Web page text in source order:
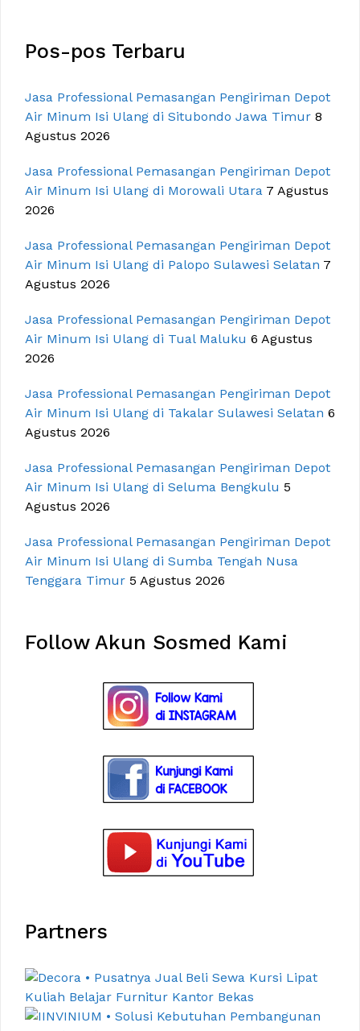
Pos-pos Terbaru
Jasa Professional Pemasangan Pengiriman Depot
Air Minum Isi Ulang di Situbondo Jawa Timur 8
Agustus 2026
Jasa Professional Pemasangan Pengiriman Depot
Air Minum Isi Ulang di Morowali Utara 7 Agustus
2026
Jasa Professional Pemasangan Pengiriman Depot
Air Minum Isi Ulang di Palopo Sulawesi Selatan 7
Agustus 2026
Jasa Professional Pemasangan Pengiriman Depot
Air Minum Isi Ulang di Tual Maluku 6 Agustus
2026
Jasa Professional Pemasangan Pengiriman Depot
Air Minum Isi Ulang di Takalar Sulawesi Selatan 6
Agustus 2026
Jasa Professional Pemasangan Pengiriman Depot
Air Minum Isi Ulang di Seluma Bengkulu 5
Agustus 2026
Jasa Professional Pemasangan Pengiriman Depot
Air Minum Isi Ulang di Sumba Tengah Nusa
Tenggara Timur 5 Agustus 2026
Follow Akun Sosmed Kami
Partners